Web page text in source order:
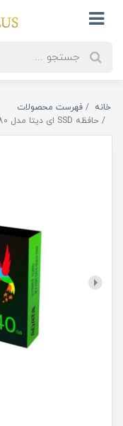
خانه
فهرست محصولات
حافظه SSD ای دیتا مدل 2280 SU650 ظرفیت 240 گیگابایت